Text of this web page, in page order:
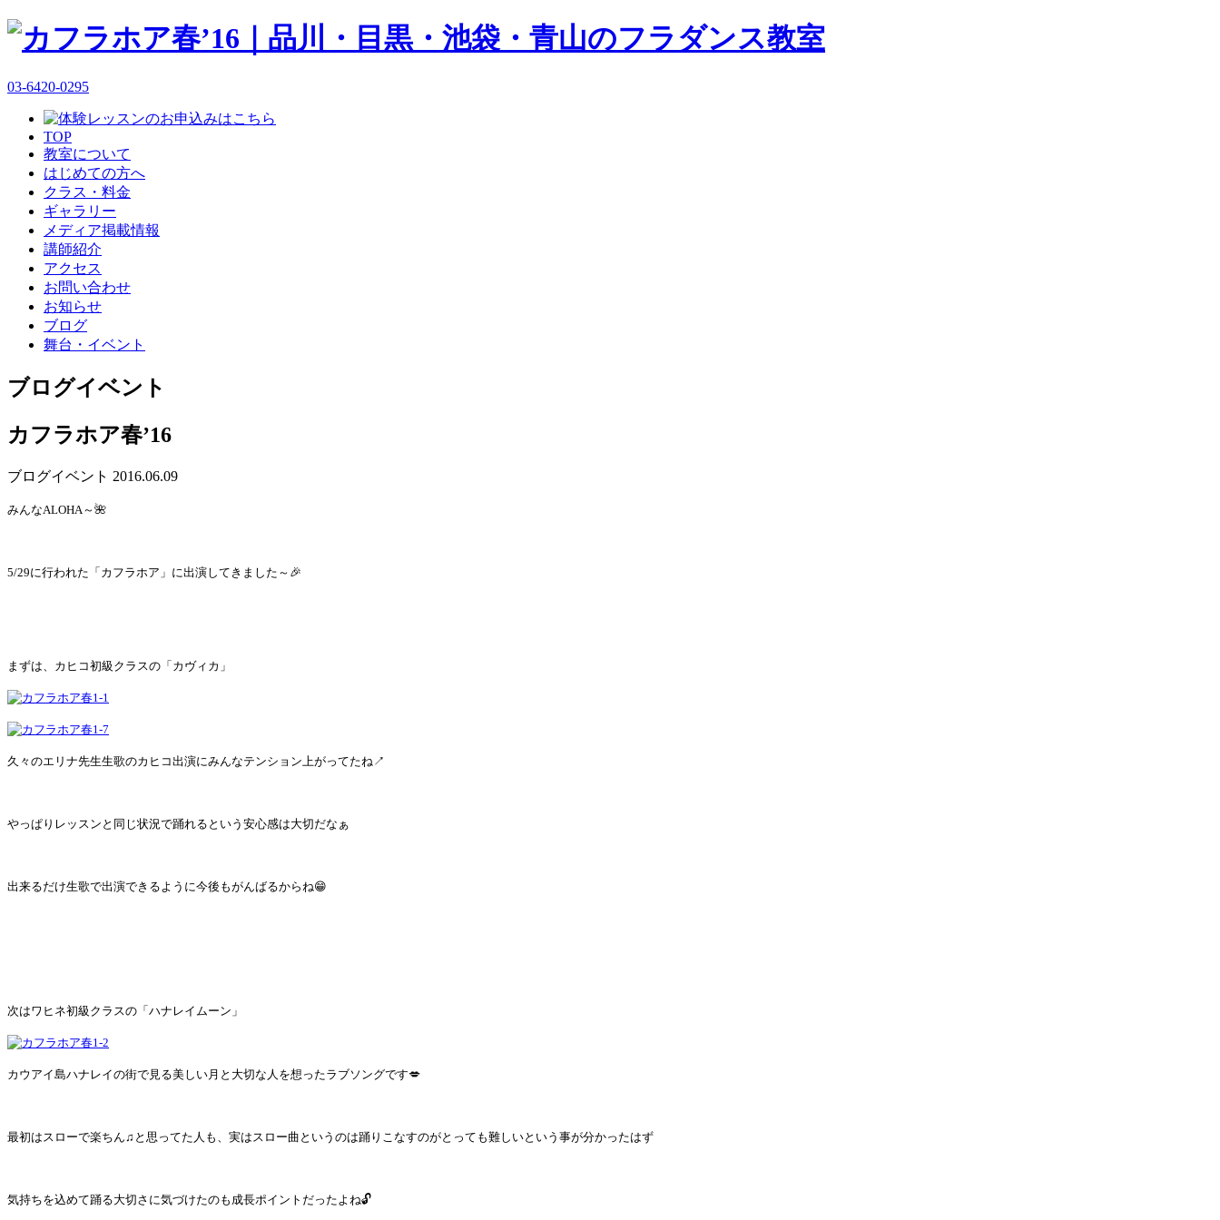
03-6420-0295
TOP
教室について
はじめての方へ
クラス・料金
ギャラリー
メディア掲載情報
講師紹介
アクセス
お問い合わせ
お知らせ
ブログ
舞台・イベント
ブログイベント
カフラホア春’16
ブログイベント 2016.06.09
みんなALOHA～🌺
5/29に行われた「カフラホア」に出演してきました～🎉
まずは、カヒコ初級クラスの「カヴィカ」
久々のエリナ先生生歌のカヒコ出演にみんなテンション上がってたね↗
やっぱりレッスンと同じ状況で踊れるという安心感は大切だなぁ
出来るだけ生歌で出演できるように今後もがんばるからね😁
次はワヒネ初級クラスの「ハナレイムーン」
カウアイ島ハナレイの街で見る美しい月と大切な人を想ったラブソングです💋
最初はスローで楽ちん♫と思ってた人も、実はスロー曲というのは踊りこなすのがとっても難しいという事が分かったはず
気持ちを込めて踊る大切さに気づけたのも成長ポイントだったよね🔓